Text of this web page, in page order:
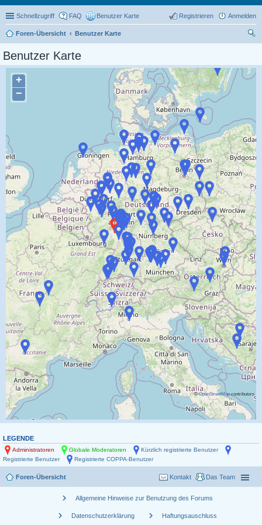
Schnellzugriff FAQ Benutzer Karte Anmelden
Registrieren
Foren-Übersicht
Benutzer Karte
Benutzer Karte
+
−
©OpenStreetMapcontributors
LEGENDE
Administratoren Globale Moderatoren
Kürzlich registrierte Benutzer
Registrierte Benutzer
Registrierte COPPA-Benutzer
Foren-Übersicht Das Team
Kontakt
chevron_right Allgemeine Hinweise zur Benutzung des Forums
chevron_right Datenschutzerklärung chevron_right Haftungsauschluss